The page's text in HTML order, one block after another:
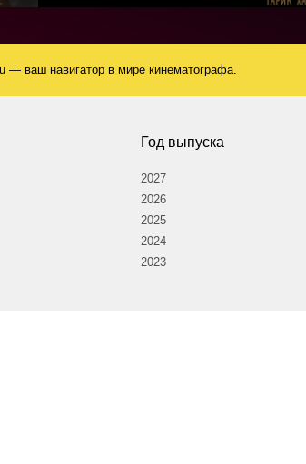
— ваш навигатор в мире кинематографа.
Год выпуска
2027
2026
2025
2024
2023